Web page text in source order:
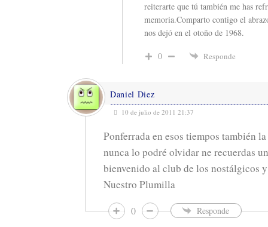
reiterarte que tú también me has
memoria.Comparto contigo el
nos dejó en el otoño de 1968.
0 Responde
Daniel Diez
10 de julio de 2011 21:37
Ponferrada en esos tiempos también
nunca lo podré olvidar ne recuerdas
bienvenido al club de los nostálgicos
Nuestro Plumilla
0 Responde